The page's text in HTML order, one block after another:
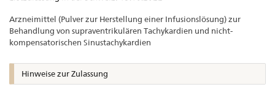
Arzneimittel (Pulver zur Herstellung einer Infusionslösung) zur
Behandlung von supraventrikulären Tachykardien und nicht-
kompensatorischen Sinustachykardien
Hinweise zur Zulassung